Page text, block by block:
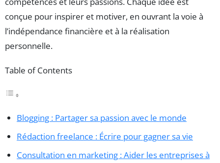
conçue pour inspirer et motiver, en ouvrant la voie à
l’indépendance financière et à la réalisation
personnelle.
Table of Contents
Blogging : Partager sa passion avec le monde
Rédaction freelance : Écrire pour gagner sa vie
Consultation en marketing : Aider les entreprises à